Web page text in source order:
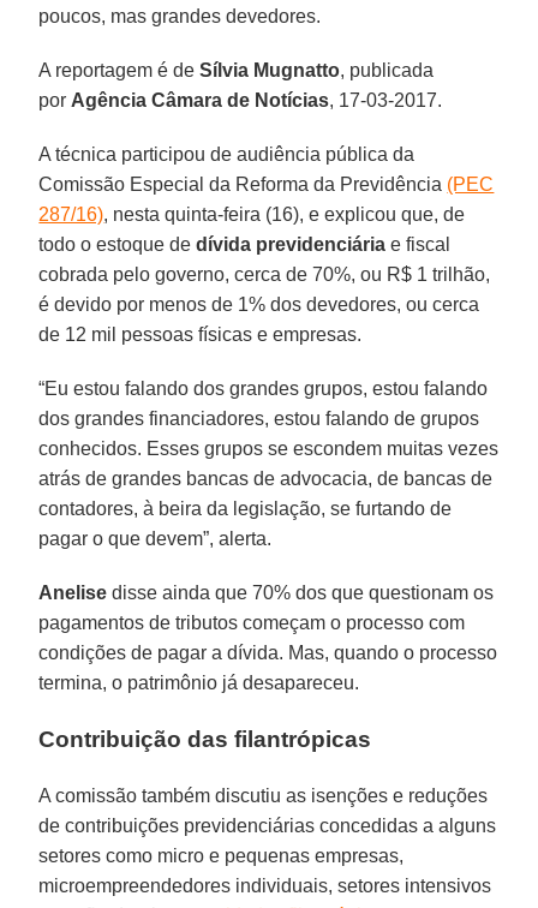
poucos, mas grandes devedores.
A reportagem é deSílvia Mugnatto, publicada
por Agência Câmara de Notícias, 17-03-2017.
A técnica participou de audiência pública da
Comissão Especial da Reforma da Previdência (PEC
287/16), nesta quinta-feira (16), e explicou que, de
todo o estoque dedívida previdenciária e fiscal
cobrada pelo governo, cerca de 70%, ou R$ 1 trilhão,
é devido por menos de 1% dos devedores, ou cerca
de 12 mil pessoas físicas e empresas.
“Eu estou falando dos grandes grupos, estou falando
dos grandes financiadores, estou falando de grupos
conhecidos. Esses grupos se escondem muitas vezes
atrás de grandes bancas de advocacia, de bancas de
contadores, à beira da legislação, se furtando de
pagar o que devem”, alerta.
Anelise disse ainda que 70% dos que questionam os
pagamentos de tributos começam o processo com
condições de pagar a dívida. Mas, quando o processo
termina, o patrimônio já desapareceu.
Contribuição das filantrópicas
A comissão também discutiu as isenções e reduções
de contribuições previdenciárias concedidas a alguns
setores como micro e pequenas empresas,
microempreendedores individuais, setores intensivos